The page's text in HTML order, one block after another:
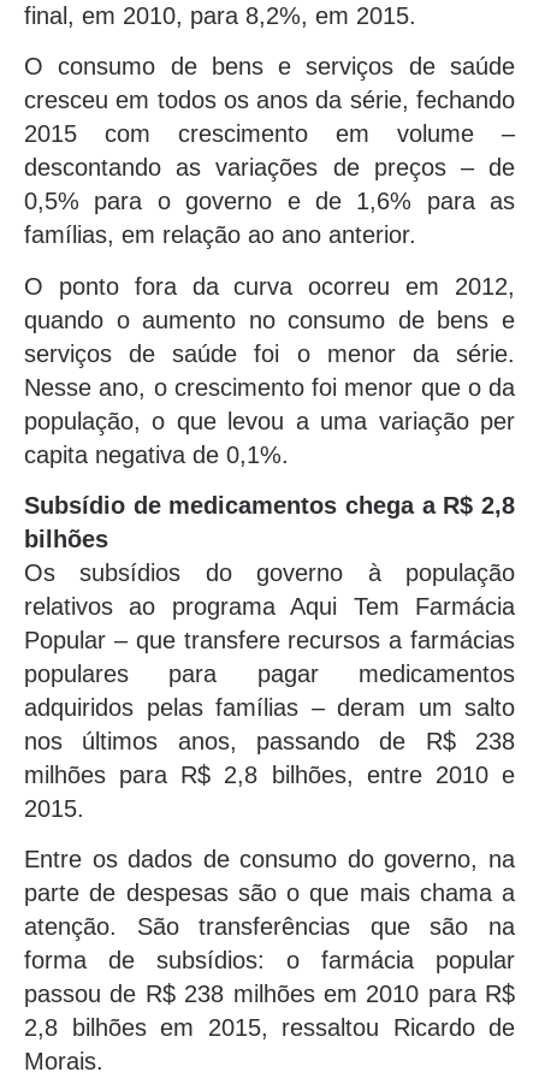
final, em 2010, para 8,2%, em 2015.
O consumo de bens e serviços de saúde
cresceu em todos os anos da série, fechando
2015 com crescimento em volume –
descontando as variações de preços – de
0,5% para o governo e de 1,6% para as
famílias, em relação ao ano anterior.
O ponto fora da curva ocorreu em 2012,
quando o aumento no consumo de bens e
serviços de saúde foi o menor da série.
Nesse ano, o crescimento foi menor que o da
população, o que levou a uma variação per
capita negativa de 0,1%.
Subsídio de medicamentos chega a R$ 2,8
bilhões
Os subsídios do governo à população
relativos ao programa Aqui Tem Farmácia
Popular – que transfere recursos a farmácias
populares para pagar medicamentos
adquiridos pelas famílias – deram um salto
nos últimos anos, passando de R$ 238
milhões para R$ 2,8 bilhões, entre 2010 e
2015.
Entre os dados de consumo do governo, na
parte de despesas são o que mais chama a
atenção. São transferências que são na
forma de subsídios: o farmácia popular
passou de R$ 238 milhões em 2010 para R$
2,8 bilhões em 2015, ressaltou Ricardo de
Morais.